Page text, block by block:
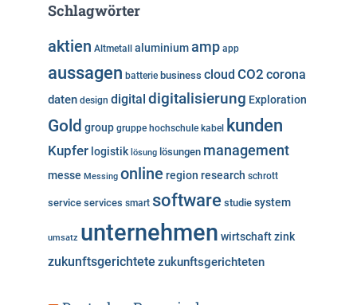
g
r
i
n
Schlagwörter
aktien Altmetall aluminiumamp app
aussagen batterie business cloud CO2 corona
daten design digital digitalisierung Exploration
Gold group gruppe hochschule kabel kunden
Kupfer logistik lösung lösungen management
messe Messing online region research schrott
service services smart software studie system
umsatz unternehmen wirtschaftzink
zukunftsgerichtete zukunftsgerichteten